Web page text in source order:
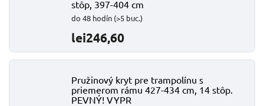
stôp, 397-404 cm
do 48 hodín (>5 buc.)
lei246,60
Pružinový kryt pre trampolínu s
priemerom rámu 427-434 cm, 14 stôp.
PEVNÝ! VYPR